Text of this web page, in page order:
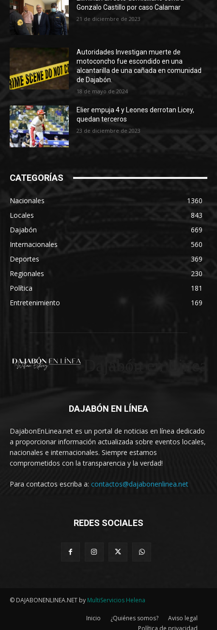
Gonzalo Castillo por caso Calamar
21 de diciembre de 2023
Autoridades Investigan muerte de
motoconcho fue escondido en una
alcantarilla de una cañada en comunidad
de Dajabón.
18 de mayo de 2024
Elier empuja 4 y Leones derrotan Licey,
quedan terceros
23 de diciembre de 2023
CATEGORÍAS
Nacionales
1360
Locales
843
Dajabón
669
Internacionales
560
Deportes
369
Regionales
230
Política
181
Entretenimiento
169
DAJABÓN EN LÍNEA
DajabonEnLinea.net es un portal de noticias en línea dedicado
a proporcionar información actualizada sobre eventos locales,
nacionales e internacionales. Siempre estamos
comprometidos con la transparencia y la verdad!
Para contactos escriba a: contactos@dajabonenlinea.net
REDES SOCIALES
© DAJABONENLINEA.NET by MultiServicios Helena
Inicio ¿Quiénes somos?
Aviso legal